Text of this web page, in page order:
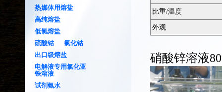
热媒体用熔盐
高纯熔盐
低氯熔盐
硫酸钴
氯化钴
出口级熔盐
电解液专用氯化亚
铁溶液
试剂氨水
比重/温度
外观
硝酸锌溶液